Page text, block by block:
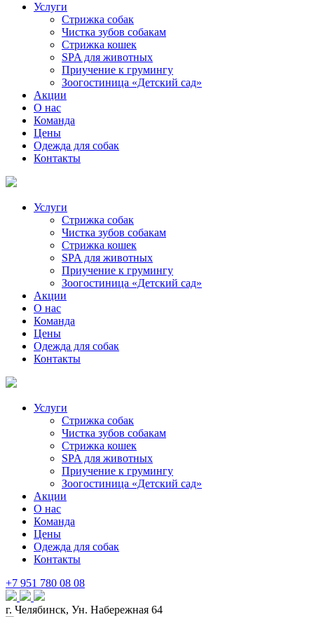
Услуги
Стрижка собак
Чистка зубов собакам
Стрижка кошек
SPA для животных
Приучение к грумингу
Зоогостиница «Детский сад»
Акции
О нас
Команда
Цены
Одежда для собак
Контакты
Услуги
Стрижка собак
Чистка зубов собакам
Стрижка кошек
SPA для животных
Приучение к грумингу
Зоогостиница «Детский сад»
Акции
О нас
Команда
Цены
Одежда для собак
Контакты
Услуги
Стрижка собак
Чистка зубов собакам
Стрижка кошек
SPA для животных
Приучение к грумингу
Зоогостиница «Детский сад»
Акции
О нас
Команда
Цены
Одежда для собак
Контакты
+7 951 780 08 08
г. Челябинск, Ун. Набережная 64